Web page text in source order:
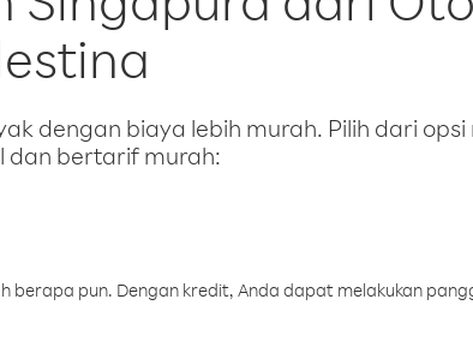
dengan biaya lebih murah. Pilih dari
dan bertarif murah:
berapa pun. Dengan kredit, Anda dapat melakukan